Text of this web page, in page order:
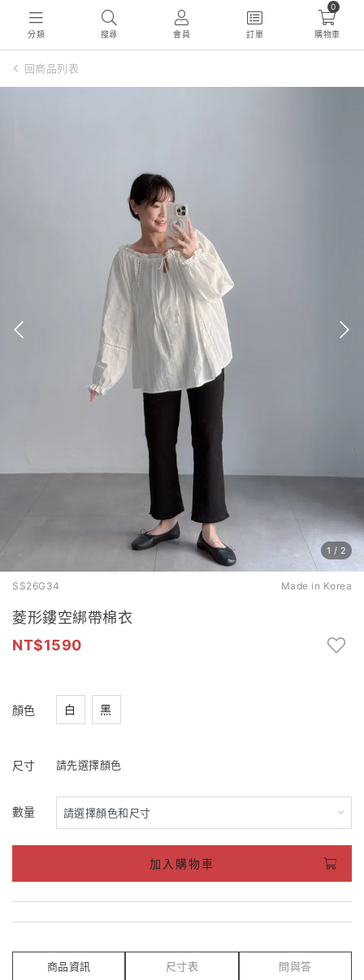
分類 搜尋 會員 訂單
0
購物車
回商品列表
1 / 2
SS26G34 Made in Korea
菱形鏤空綁帶棉衣
1590
顏色 白 黑
尺寸 請先選擇顏色
數量
加入購物車
商品資訊 尺寸表 問與答